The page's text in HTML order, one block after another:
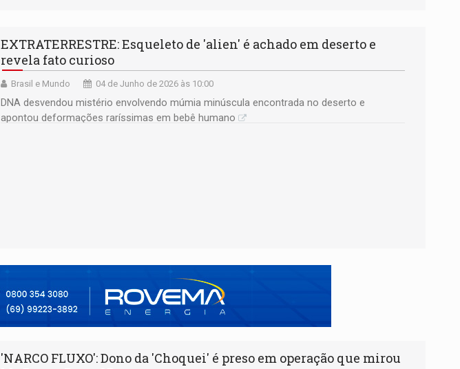
EXTRATERRESTRE: Esqueleto de 'alien' é achado em deserto e
revela fato curioso
Brasil e Mundo 04 de Junho de 2026 às 10:00
DNA desvendou mistério envolvendo múmia minúscula encontrada no deserto e
apontou deformações raríssimas em bebê humano
'NARCO FLUXO': Dono da 'Choquei' é preso em operação que mirou